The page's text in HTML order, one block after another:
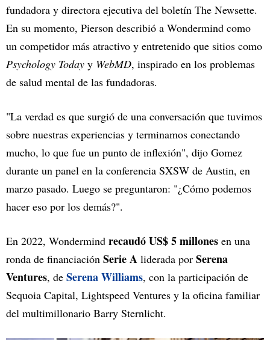
fundadora y directora ejecutiva del boletín The Newsette.
En su momento, Pierson describió a Wondermind como
un competidor más atractivo y entretenido que sitios como
Psychology Today y WebMD, inspirado en los problemas
de salud mental de las fundadoras.
"La verdad es que surgió de una conversación que tuvimos
sobre nuestras experiencias y terminamos conectando
mucho, lo que fue un punto de inflexión", dijo Gomez
durante un panel en la conferencia SXSW de Austin, en
marzo pasado. Luego se preguntaron: "¿Cómo podemos
hacer eso por los demás?".
En 2022, Wondermind recaudó US$ 5 millones en una
ronda de financiación Serie A liderada por Serena
Ventures, de Serena Williams, con la participación de
Sequoia Capital, Lightspeed Ventures y la oficina familiar
del multimillonario Barry Sternlicht.